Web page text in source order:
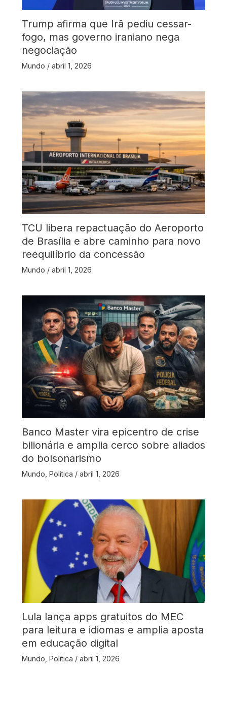
Trump afirma que Irã pediu cessar-
fogo, mas governo iraniano nega
negociação
Mundo / abril 1, 2026
TCU libera repactuação do Aeroporto
de Brasília e abre caminho para novo
reequilíbrio da concessão
Mundo / abril 1, 2026
Banco Master vira epicentro de crise
bilionária e amplia cerco sobre aliados
do bolsonarismo
Mundo Politica / abril 1, 2026
Lula lança apps gratuitos do MEC
para leitura e idiomas e amplia aposta
em educação digital
Mundo Politica / abril 1, 2026